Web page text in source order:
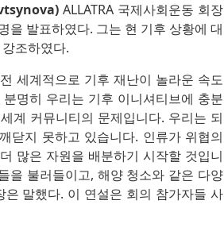
ALLATRA 국제사회운동 회장
을 발표하였다. 그는 현 기후 상황에 대
조하였다.
세계적으로 기후 재난이 놀라운 속도
명히 우리는 기후 이니셔티브에 충분
계 커뮤니티의 문제입니다. 우리는 되
닫지 못하고 있습니다. 인류가 위협의
많은 자원을 배분하기 시작할 것입니
을 불러들이고, 해양 청소와 같은 다양
말했다. 이 연설은 회의 참가자들 사